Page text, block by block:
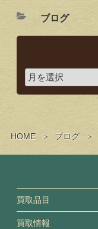
HOME ブログ
ブログ
買取品目
買取情報